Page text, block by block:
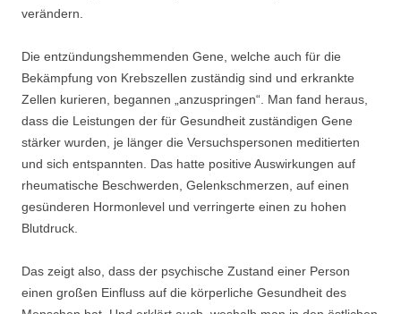
verändern.
Die entzündungshemmenden Gene, welche auch für die
Bekämpfung von Krebszellen zuständig sind und erkrankte
Zellen kurieren, begannen „anzuspringen“. Man fand heraus,
dass die Leistungen der für Gesundheit zuständigen Gene
stärker wurden, je länger die Versuchspersonen meditierten
und sich entspannten. Das hatte positive Auswirkungen auf
rheumatische Beschwerden, Gelenkschmerzen, auf einen
gesünderen Hormonlevel und verringerte einen zu hohen
Blutdruck.
Das zeigt also, dass der psychische Zustand einer Person
einen großen Einfluss auf die körperliche Gesundheit des